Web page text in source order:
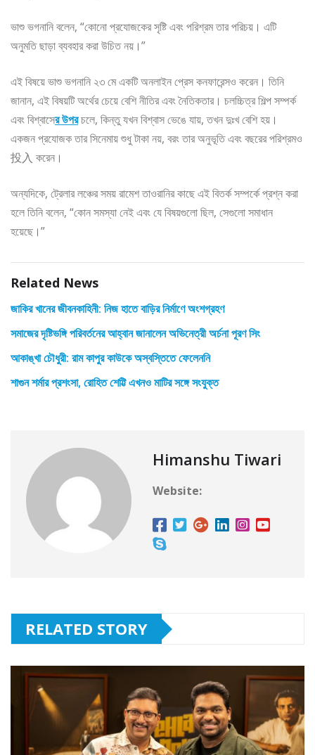
ভাশু ভগনানি বলেন, “কোনো প্রযোজকের সৃষ্টি এবং পরিশ্রম তার পরিচয়। এটি
অনুমতি ছাড়া ব্যবহার করা উচিত নয়।”
এই বিষয়ে ভাশু ভগনানি ২৩ মে একটি অনলাইন প্রেস কনফারেন্সও করেন। তিনি
জানান, এই বিষয়টি অর্থের চেয়ে বেশি নীতির এবং নৈতিকতার। চলচ্চিত্র শিল্প সম্পর্ক
এবং বিশ্বাসের উপরচলে, কিন্তু যখন বিশ্বাস ভেঙে যায়, তখন দুঃখ বেশি হয়।
একজন প্রযোজক তার সিনেমায় শুধু টাকা নয়, বরং তার অনুভূতি এবং বছরের পরিশ্রমও
投入 করেন।
অন্যদিকে, ট্রেলার লঞ্চের সময় রামেশ তাওরানির কাছে এই বিতর্ক সম্পর্কে প্রশ্ন করা
হলে তিনি বলেন, “কোন সমস্যা নেই এবং যে বিষয়গুলো ছিল, সেগুলো সমাধান
হয়েছে।”
Related News
জাকির খানের জীবনকাহিনী: নিজ হাতে বাড়ির নির্মাণে অংশগ্রহণ
সমাজের দৃষ্টিভঙ্গি পরিবর্তনের আহ্বান জানালেন অভিনেত্রী অর্চনা পূরণ সিং
আকাঙ্খা চৌধুরী: রাম কাপুর কাউকে অস্বস্তিতে ফেলেননি
শাগুন শর্মার প্রশংসা, রোহিত শেট্টি এখনও মাটির সঙ্গে সংযুক্ত
Himanshu Tiwari
Website:
RELATED STORY